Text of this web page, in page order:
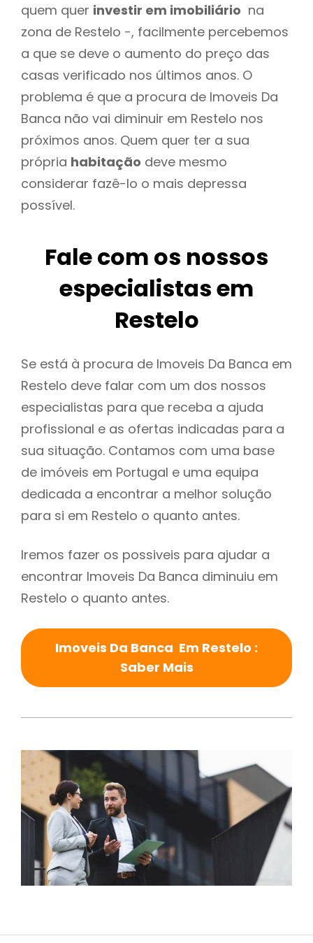
quem quer investir em imobiliário na
zona de Restelo -, facilmente percebemos
a que se deve o aumento do preço das
casas verificado nos últimos anos. O
problema é que a procura de Imoveis Da
Banca não vai diminuir em Restelo nos
próximos anos. Quem quer ter a sua
própria habitação deve mesmo
considerar fazê-lo o mais depressa
possível.
Fale com os nossos
especialistas em
Restelo
Se está à procura de Imoveis Da Banca em
Restelo deve falar com um dos nossos
especialistas para que receba a ajuda
profissional e as ofertas indicadas para a
sua situação. Contamos com uma base
de imóveis em Portugal e uma equipa
dedicada a encontrar a melhor solução
para si em Restelo o quanto antes.
Iremos fazer os possiveis para ajudar a
encontrar Imoveis Da Banca diminuiu em
Restelo o quanto antes.
Imoveis Da Banca Em Restelo :
Saber Mais